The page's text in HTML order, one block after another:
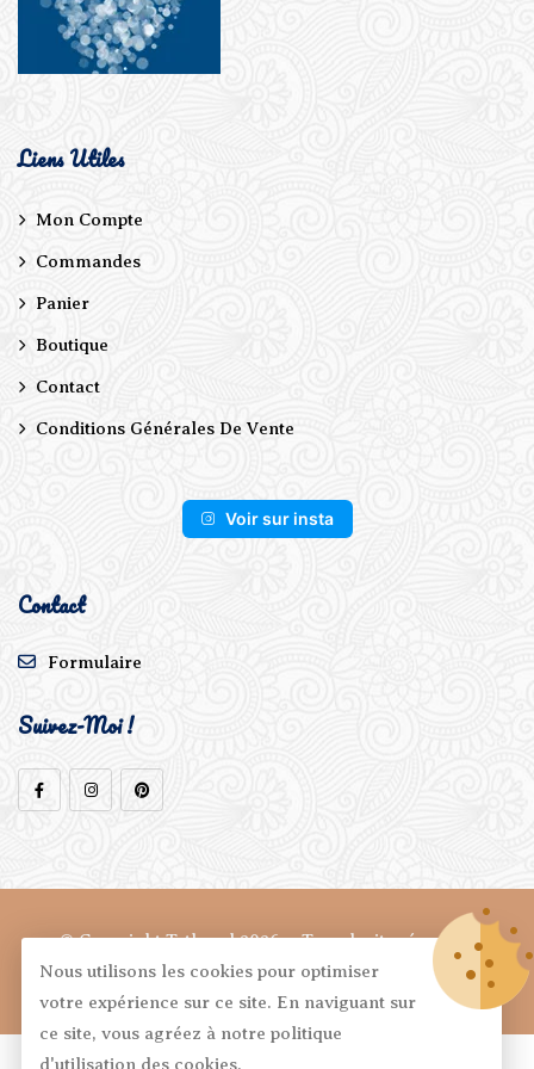
Liens Utiles
Mon Compte
Commandes
Panier
Boutique
Contact
Conditions Générales De Vente
Voir sur insta
Contact
Formulaire
Suivez-Moi !
© Copyright Tethysal 2026 - Tous droits réservés.
Webmastering byJYCH-Consulting
Nous utilisons les cookies pour optimiser
votre expérience sur ce site. En naviguant sur
ce site, vous agréez à notre politique
d'utilisation des cookies.